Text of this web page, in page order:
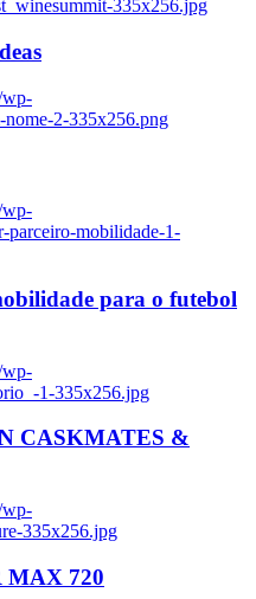
335x256.jpg
wp-
nome-2-335x256.png
wp-
parceiro-mobilidade-1-
para o futebol
wp-
1-335x256.jpg
CASKMATES &
wp-
335x256.jpg
720